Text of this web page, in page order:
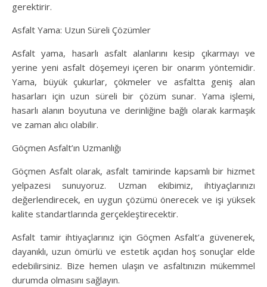
gerektirir.
Asfalt Yama: Uzun Süreli Çözümler
Asfalt yama, hasarlı asfalt alanlarını kesip çıkarmayı ve
yerine yeni asfalt döşemeyi içeren bir onarım yöntemidir.
Yama, büyük çukurlar, çökmeler ve asfaltta geniş alan
hasarları için uzun süreli bir çözüm sunar. Yama işlemi,
hasarlı alanın boyutuna ve derinliğine bağlı olarak karmaşık
ve zaman alıcı olabilir.
Göçmen Asfalt’ın Uzmanlığı
Göçmen Asfalt olarak, asfalt tamirinde kapsamlı bir hizmet
yelpazesi sunuyoruz. Uzman ekibimiz, ihtiyaçlarınızı
değerlendirecek, en uygun çözümü önerecek ve işi yüksek
kalite standartlarında gerçekleştirecektir.
Asfalt tamir ihtiyaçlarınız için Göçmen Asfalt’a güvenerek,
dayanıklı, uzun ömürlü ve estetik açıdan hoş sonuçlar elde
edebilirsiniz. Bize hemen ulaşın ve asfaltınızın mükemmel
durumda olmasını sağlayın.